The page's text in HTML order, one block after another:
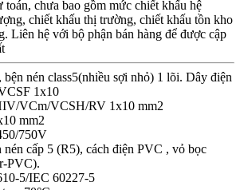
chưa bao gồm mức chiết khấu hệ
chiết khấu thị trường, chiết khấu tồn kho
Liên hệ với bộ phận bán hàng để được cập
nén class5(nhiều sợi nhỏ) 1 lõi. Dây điện
1x10
VCm/VCSH/RV 1x10 mm2
mm2
750V
cấp 5 (R5), cách điện PVC , vỏ bọc
PVC).
5/IEC 60227-5